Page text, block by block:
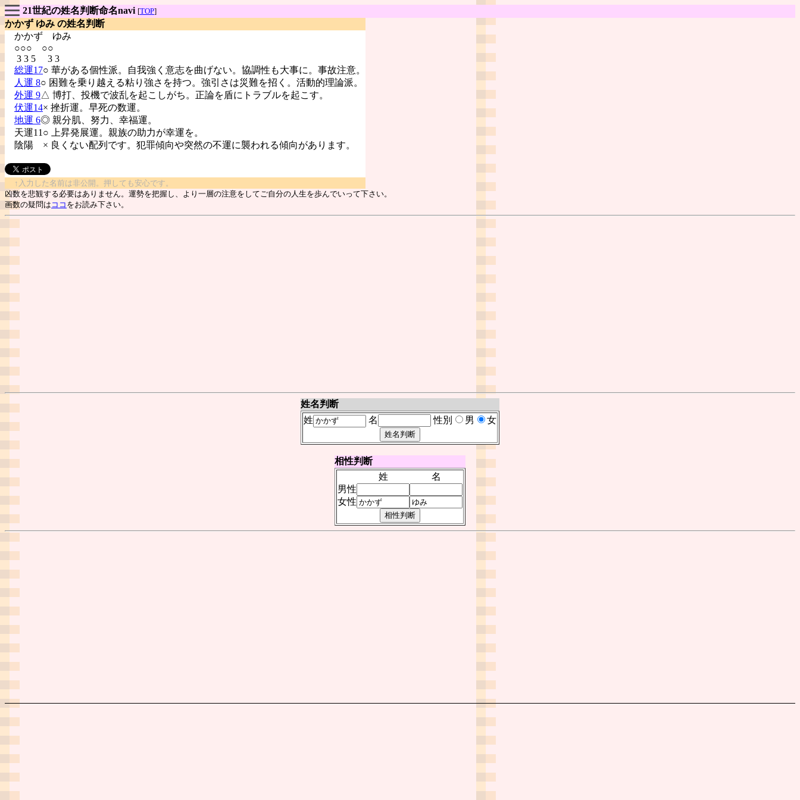
21世紀の姓名判断命名navi [TOP]
かかず ゆみ の姓名判断
かかず ゆみ
○○○ ○○
3 3 5 3 3
総運17○ 華がある個性派。自我強く意志を曲げない。協調性も大事に。事故注意。
人運 8○ 困難を乗り越える粘り強さを持つ。強引さは災難を招く。活動的理論派。
外運 9△ 博打、投機で波乱を起こしがち。正論を盾にトラブルを起こす。
伏運14× 挫折運。早死の数運。
地運 6◎ 親分肌、努力、幸福運。
天運11○ 上昇発展運。親族の助力が幸運を。
陰陽 × 良くない配列です。犯罪傾向や突然の不運に襲われる傾向があります。
↑入力した名前は非公開。押しても安心です。
凶数を悲観する必要はありません。運勢を把握し、より一層の注意をしてご自分の人生を歩んでいって下さい。
画数の疑問は ココ をお読み下さい。
姓名判断
姓
名 性別 男 女
相性判断
姓
名
男性
女性